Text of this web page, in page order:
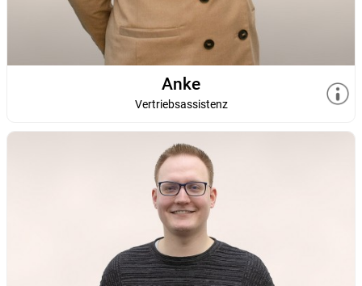
Anke
Vertriebsassistenz